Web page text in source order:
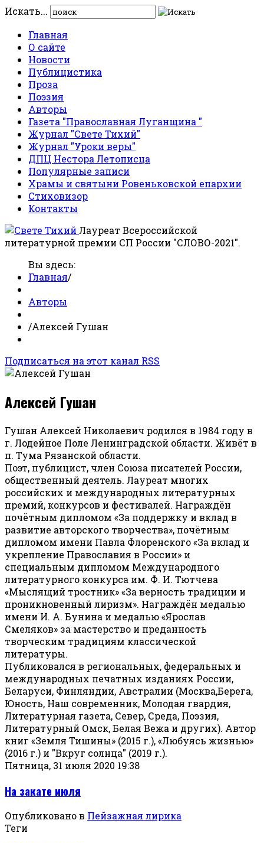
Искать...
Главная
О сайте
Новости
Публицистика
Проза
Поэзия
Авторы
Газета "Православная Луганщина "
Журнал "Свете Тихий"
Журнал "Уроки веры"
ДПЦ Нестора Летописца
Популярные записи
Храмы и святыни Ровеньковской епархии
Стиховизор
Контакты
Лауреат Всероссийской
литературной премии СП России "СЛОВО-2021".
Вы здесь:
Главная/
Авторы
/Алексей Гушан
Подписаться на этот канал RSS
Алексей Гушан
Гушан Алексей Николаевич родился в 1984 году в
г. Лодейное Поле Ленинградской области. Живёт в
п. Тума Рязанской области.
Поэт, публицист, член Союза писателей России,
общественный деятель. Лауреат многих
российских и международных литературных
премий, конкурсов и фестивалей. Награждён
почётным дипломом «За поддержку и вклад в
развитие авторского творчества», почётным
дипломом имени Павла Флоренского «За вклад и
укрепление Православия в России» и
специальным дипломом Международного
литературного конкурса им. Ф. И. Тютчева
«Мыслящий тростник» «За верность традиции и
проникновенный лиризм». Награждён медалью
имени И. А. Бунина и медалью «Ярослав
Смеляков» за мастерство и преданность
творческим традициям классической
литературы.
Публиковался в региональных, федеральных и
международных печатных изданиях России,
Беларуси, Финляндии, Австралии (Москва,Берега,
Юность, Наш современник, Молодая гвардия,
Литературная газета, Север, Среда, Поэзия,
Литературный Омск, Белая Вежа и других). Автор
книг «Земля Тишины» (2015 г.), «Любуясь жизнью»
(2016 г.) и "Вкруг солнца" (2019 г.).
Пятница, 31 июля 2020 19:38
На закате июля
Опубликовано в Пейзажная лирика
Теги